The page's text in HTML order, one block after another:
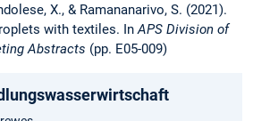
X., & Ramananarivo, S. (2021).
with textiles. InAPS Division of
Abstracts (pp. E05-009)